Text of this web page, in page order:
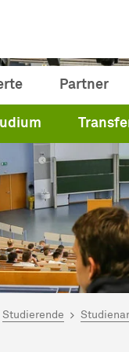
Partner
hier:
Studierende